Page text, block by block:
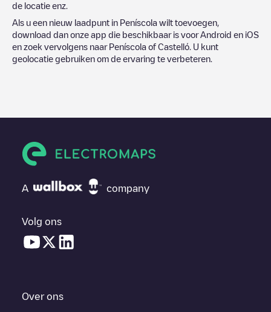
de locatie enz.
Als u een nieuw laadpunt in Peníscola wilt toevoegen,
download dan onze app die beschikbaar is voor Android en iOS
en zoek vervolgens naar Peníscola of Castelló . U kunt
geolocatie gebruiken om de ervaring te verbeteren.
A company
Volg ons
Over ons